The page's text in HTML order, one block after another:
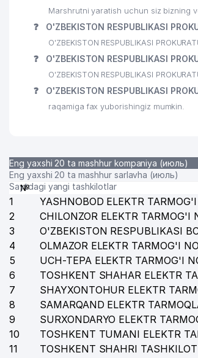
26 SANAR GROUP MChJ
ANGLESEY FOOD MChJ
32 AMULET-AUDIT MChJ
MALON COMMERCE XUSUSIY
O'ZBEKISTON RESPUBLIKASI
GREAT SILKROAD TOURISM MChJ
ORIENTAL UNIVERSITETI
MUBORAK MChJ
ASIA INSHURANS MChJ
Marshrutni yaratish uchun siz bizning
❓ O'ZBEKISTON RESPUBLIKASI
O'ZBEKISTON RESPUBLIKASI
❓ O'ZBEKISTON RESPUBLIKASI
O'ZBEKISTON RESPUBLIKASI
❓ O'ZBEKISTON RESPUBLIKASI
raqamiga fax yuborishingiz mumkin.
Eng yaxshi 20 ta mashhur kompaniya (июль)
Eng yaxshi 20 ta mashhur sarlavha (июль)
Saytdagi yangi tashkilotlar
№
1 YASHNOBOD ELEKTR
2
CHILONZOR ELEKTR TARMOG'I
3
O'ZBEKISTON RESPUBLIKASI
4
OLMAZOR ELEKTR TARMOG'I
5
UCH-TEPA ELEKTR TARMOG'I
6
TOSHKENT SHAHAR ELEKTR
7
SHAYXONTOHUR ELEKTR
8
SAMARQAND ELEKTR
9
SURXONDARYO ELEKTR
10
TOSHKENT TUMANI ELEKTR
11
TOSHKENT SHAHRI